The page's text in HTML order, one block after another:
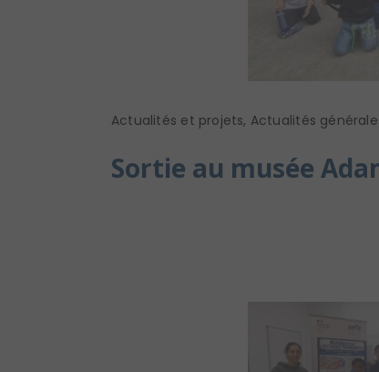
Actualités et projets, Actualités
Sortie au musée